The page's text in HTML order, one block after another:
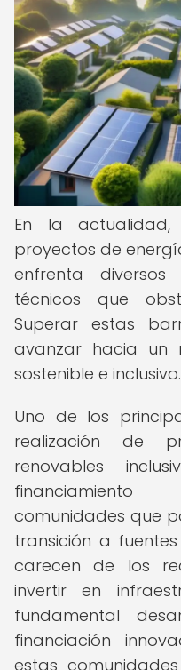
En la
proyectos de
enfrenta
técnicos que
Superar estas
avanzar hacia un
sostenible e inclusivo.
Uno de los
realización de
renovables
financiamiento
comunidades que
transición a
carecen de los
invertir en
fundamental
financiación
estas